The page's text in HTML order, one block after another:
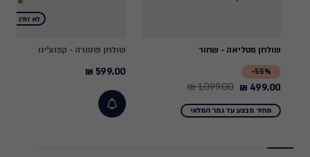
שולחן מטליאה - שחור
55%-
Price
from
1,099.00
499.00 ₪
1,099.00 ₪
מחיר מבצע עד גמר המלאי
לא זמין באתר
שולחן פוטורה - קפוצ'ינו
599.00
₪
599.00 ₪